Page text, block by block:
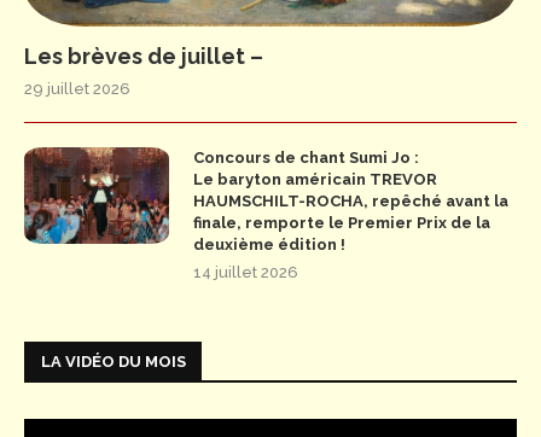
Les brèves de juillet –
29 juillet 2026
Concours de chant Sumi Jo :
Le baryton américain TREVOR
HAUMSCHILT-ROCHA, repêché avant la
finale, remporte le Premier Prix de la
deuxième édition !
14 juillet 2026
LA VIDÉO DU MOIS